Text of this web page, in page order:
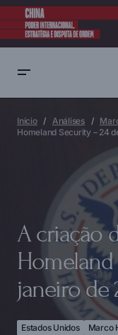
2003
Início Análises
Homeland Security – 24
A criação
janeiro de
Estados Unidos Marco